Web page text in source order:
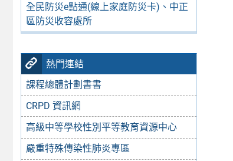
全民防災e點通(線上家庭防災卡)、中正
區防災收容處所
熱門連結
課程總體計劃書書
CRPD 資訊網
高級中等學校性別平等教育資源中心
嚴重特殊傳染性肺炎專區